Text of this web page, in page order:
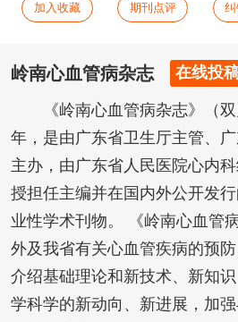
加入收藏 期刊点评
岭南心血管病杂志 在线投
《岭南心血管病杂志》（
年，是由广东省卫生厅主管、
主办，由广东省人民医院心内
授担任主编并在国内外公开发
业性学术刊物。 《岭南心血管
外及我省有关心血管疾病的预
介绍基础理论和新技术、新知
学科学的新动向、新进展，加